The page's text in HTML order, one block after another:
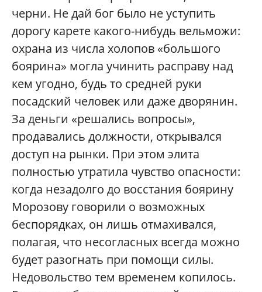
черни. Не дай бог было не уступить
дорогу карете какого-нибудь вельможи:
охрана из числа холопов «большого
боярина» могла учинить расправу над
кем угодно, будь то средней руки
посадский человек или даже дворянин.
За деньги «решались вопросы»,
продавались должности, открывался
доступ на рынки. При этом элита
полностью утратила чувство опасности:
когда незадолго до восстания боярину
Морозову говорили о возможных
беспорядках, он лишь отмахивался,
полагая, что несогласных всегда можно
будет разогнать при помощи силы.
Недовольство тем временем копилось.